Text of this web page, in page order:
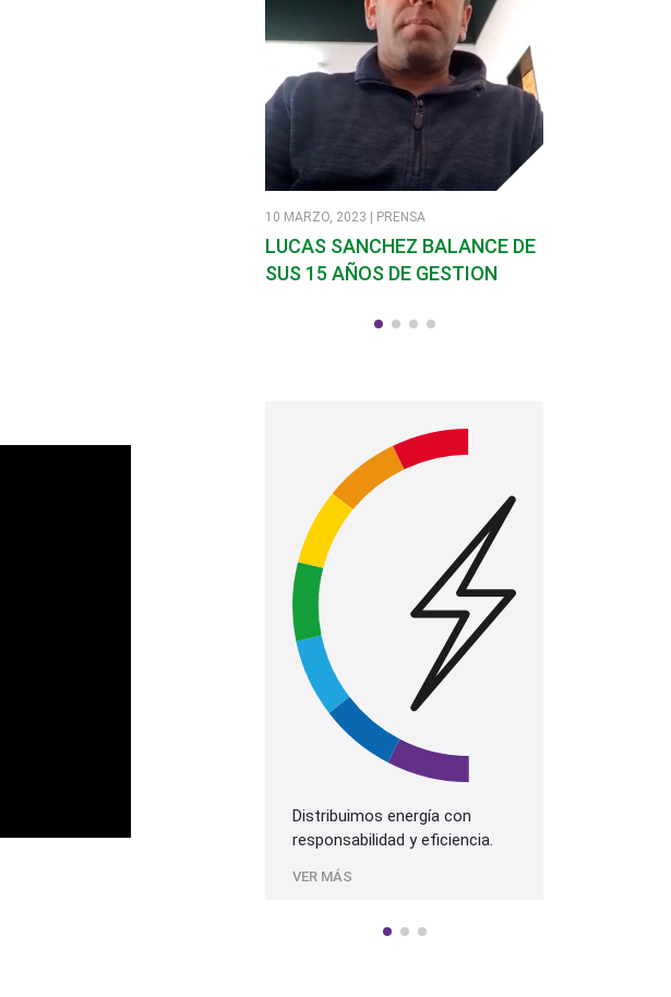
10 MARZO, 2023 | PRENSA
LUCAS SANCHEZ BALANCE DE
SUS 15 AÑOS DE GESTION
Distribuimos energía con
responsabilidad y eficiencia.
VER MÁS